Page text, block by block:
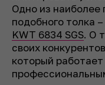
Одно из наиболее
подобного толка –
KWT 6834 SGS. О
своих
который